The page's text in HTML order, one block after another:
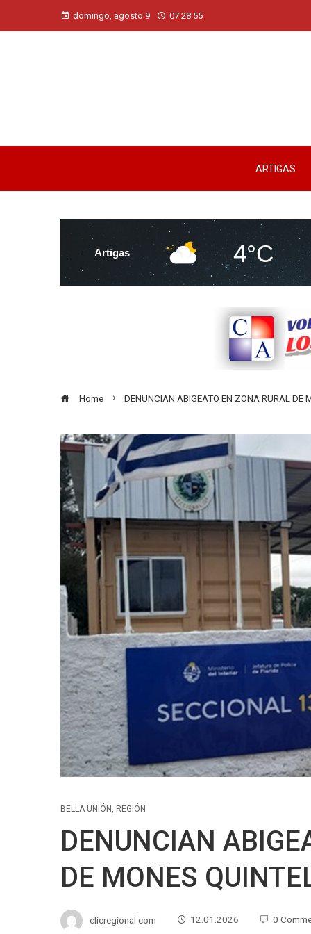
domingo, agosto 9 07:28:56
ARTIGAS
Artigas 4°C
Home DENUNCIAN ABIGEATO EN ZONA RURAL DE
BELLA UNIÓN REGIÓN
DENUNCIAN
DE MONES
clicregional.com 12.01.2026 0